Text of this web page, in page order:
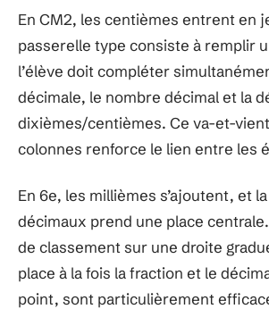
En CM2, les centièmes entrent en
passerelle type consiste à remplir
l’élève doit compléter
décimale, le nombre décimal et la
dixièmes/centièmes. Ce va-et-
colonnes renforce le lien entre les
En 6e, les millièmes s’ajoutent, et
décimaux prend une place
de classement sur une droite
place à la fois la fraction et le
point, sont particulièrement